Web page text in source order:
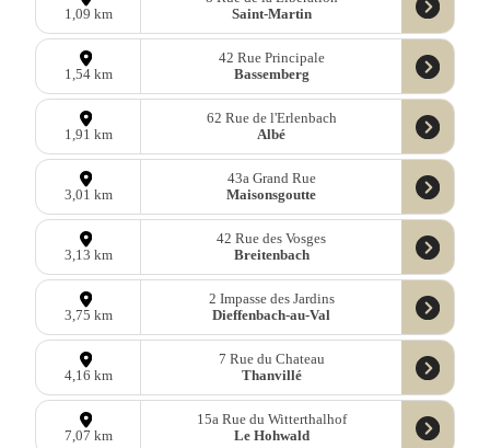
1,09 km
Saint-Martin
1,54 km
42 Rue Principale
Bassemberg
1,91 km
62 Rue de l'Erlenbach
Albé
3,01 km
43a Grand Rue
Maisonsgoutte
3,13 km
42 Rue des Vosges
Breitenbach
3,75 km
2 Impasse des Jardins
Dieffenbach-au-Val
4,16 km
7 Rue du Chateau
Thanvillé
7,07 km
15a Rue du Witterthalhof
Le Hohwald